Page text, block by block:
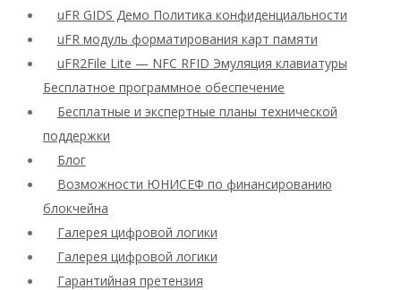
uFR GIDS Демо Политика конфиденциальности
uFR модуль форматирования карт памяти
uFR2File Lite — NFC RFID Эмуляция клавиатуры
Бесплатное программное обеспечение
Бесплатные и экспертные планы технической
поддержки
Блог
Возможности ЮНИСЕФ по финансированию
блокчейна
Галерея цифровой логики
Галерея цифровой логики
Гарантийная претензия